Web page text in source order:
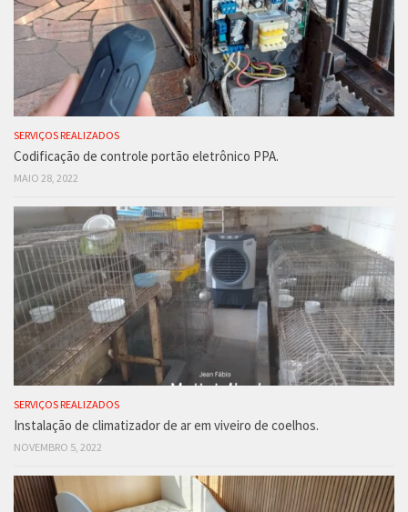
SERVIÇOS REALIZADOS
Codificação de controle portão eletrônico PPA.
MAIO 28, 2022
SERVIÇOS REALIZADOS
Instalação de climatizador de ar em viveiro de coelhos.
NOVEMBRO 5, 2022